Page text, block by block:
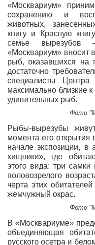
«Москвариум»
сохранению и
животных,
книгу и Красную
семье
«Москвариум» вносит
рыб, оказавшихся на
достаточно
специалисты
максимально близкие
удивительных рыб.
Фото
Рыбы-вырезубы
момента его открытия
начале экспозиции,
хищники», где
этого вида: три
половозрелого
черта этих
жемчужный окрас.
Фото
В «Москвариуме»
объединяющая
русского осетра и